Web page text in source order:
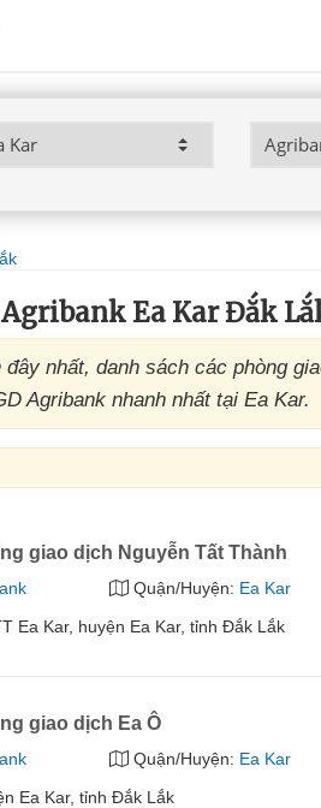
Ea Kar Đắk
nhất, danh sách các phòng
Agribank nhanh nhất tại Ea Kar.
giao dịch Nguyễn Tất Thành
Quận/Huyện: Ea Kar
Ea Kar, huyện Ea Kar, tỉnh Đắk Lắk
giao dịch Ea Ô
Quận/Huyện: Ea Kar
Ea Kar, tỉnh Đắk Lắk